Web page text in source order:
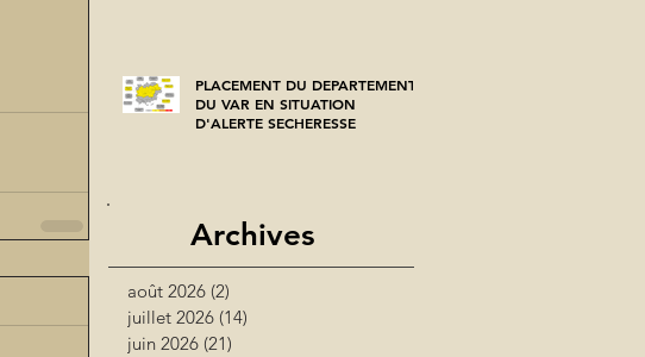
PLACEMENT DU DEPARTEMENT
DU VAR EN SITUATION
D'ALERTE SECHERESSE
Archives
août 2026 (2)
juillet 2026 (14)
juin 2026 (21)